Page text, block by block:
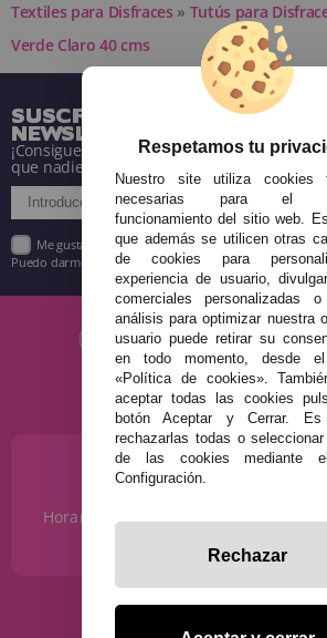
Textiles para Disfraces » Tutús para
Verde Claro 40 cms
SUSCRÍBETE A NUESTRA
NEWSLETTER
¡Consigue descuentos y entérate de todo
que nadie!
Me gustaría recibir descuentos exclusivos,
Puedo darme de baja cuando quiera según lo recogido
¿NECESITAS
Horario de Lunes a Sábados de 10 a
· Quiénes somos
·
·
Respetamos tu
Nuestro site utiliza cookies
necesarias para el
funcionamiento del sitio web.
que además se utilicen otras
de cookies para
experiencia de usuario,
comerciales personalizadas
análisis para optimizar nuestra
usuario puede retirar su
en todo momento, desde
«Política de cookies».
aceptar todas las cookies
botón Aceptar y Cerrar. Es
rechazarlas todas o seleccionar
de las cookies mediante
Configuración.
Rechazar